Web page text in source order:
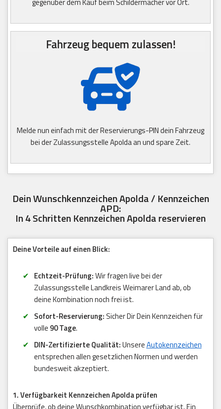
Fahrzeug bequem zulassen!
Melde nun einfach mit der Reservierungs-PIN dein Fahrzeug
bei der Zulassungsstelle Apolda an und spare Zeit.
Dein Wunschkennzeichen Apolda / Kennzeichen
APD:
In 4 Schritten Kennzeichen Apolda reservieren
Deine Vorteile auf einen Blick:
Echtzeit-Prüfung:Wir fragen live bei der
Zulassungsstelle Landkreis Weimarer Land ab, ob
deine Kombination noch frei ist.
Sofort-Reservierung: Sicher Dir Dein Kennzeichen für
volle 90 Tage.
DIN-Zertifizierte Qualität:UnsereAutokennzeichen
entsprechen allen gesetzlichen Normen und werden
bundesweit akzeptiert.
1. Verfügbarkeit Kennzeichen Apolda prüfen